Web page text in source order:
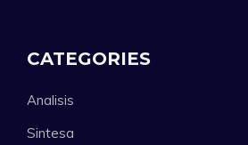
CATEGORIES
Analisis
Sintesa